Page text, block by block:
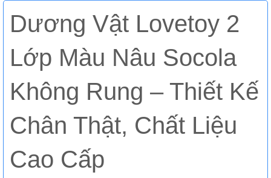
Dương Vật Lovetoy 2
Lớp Màu Nâu Socola
Không Rung – Thiết Kế
Chân Thật, Chất Liệu
Cao Cấp